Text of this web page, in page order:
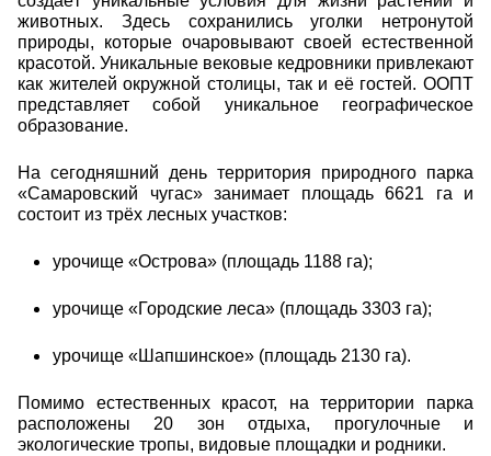
животных. Здесь сохранились уголки нетронутой
природы, которые очаровывают своей естественной
красотой. Уникальные вековые кедровники привлекают
как жителей окружной столицы, так и её гостей. ООПТ
представляет собой уникальное географическое
образование.
На сегодняшний день территория природного парка
«Самаровский чугас» занимает площадь 6621 га и
состоит из трёх лесных участков:
урочище «Острова» (площадь 1188 га);
урочище «Городские леса» (площадь 3303 га);
урочище «Шапшинское» (площадь 2130 га).
Помимо естественных красот, на территории парка
расположены 20 зон отдыха, прогулочные и
экологические тропы, видовые площадки и родники.